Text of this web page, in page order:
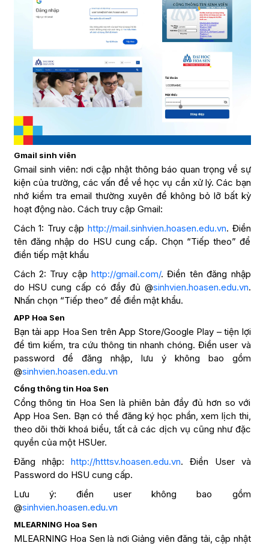
Gmail sinh viên
Gmail sinh viên: nơi cập nhật thông báo quan trọng về sự
kiện của trường, các vấn đề về học vụ cần xử lý. Các bạn
nhớ kiểm tra email thường xuyên để không bỏ lỡ bất kỳ
hoạt động nào. Cách truy cập Gmail:
Cách 1: Truy cập http://mail.sinhvien.hoasen.edu.vn. Điền
tên đăng nhập do HSU cung cấp. Chọn “Tiếp theo” để
điền tiếp mật khẩu
Cách 2: Truy cập http://gmail.com/. Điền tên đăng nhập
do HSU cung cấp có đầy đủ @sinhvien.hoasen.edu.vn.
Nhấn chọn “Tiếp theo” để điền mật khẩu.
APP Hoa Sen
Bạn tải app Hoa Sen trên App Store/Google Play – tiện lợi
để tìm kiếm, tra cứu thông tin nhanh chóng. Điền user và
password để đăng nhập, lưu ý không bao gồm
@sinhvien.hoasen.edu.vn
Cổng thông tin Hoa Sen
Cổng thông tin Hoa Sen là phiên bản đầy đủ hơn so với
App Hoa Sen. Bạn có thể đăng ký học phần, xem lịch thi,
theo dõi thời khoá biểu, tất cả các dịch vụ cũng như đặc
quyền của một HSUer.
Đăng nhập: http://htttsv.hoasen.edu.vn. Điền User và
Password do HSU cung cấp.
Lưu ý: điền user không bao gồm
@sinhvien.hoasen.edu.vn
MLEARNING Hoa Sen
MLEARNING Hoa Sen là nơi Giảng viên đăng tải, cập nhật